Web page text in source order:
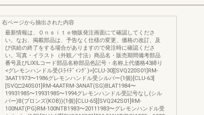
右ページから抽出された内容
最新情報は、Ｏｎｓｉｔｅ物販発注画面にて確認してくださ
い。なお、掲載部品は、予告なく仕様の変更、価格の改訂、及
び供給の終了をする場合がありますので発注時に確認くださ
い。写真・イラスト（外観／寸法）商品名・販売期間備考部品
番号及びLIXILコード部品名称部品色記号・名称上代価格43締り
<グレモンハンドル受(ｽﾗｲﾃﾞｨﾝｸﾞ)>[CLU-30][SVQ220S01]RM-
3AAT1973〜1986グレモンハンドル受シルバー(1個)[CLU-63]
[SVQ□240S01]RM-4AATRM-3ANAT(SG)BLAT1984〜
19931985〜19931985〜1994グレモンハンドル受記号なし(シル
バー)B(ブロンズ(KOB))(1個)[CLU-65][SVQ242S01]RM-
100NAT(PG)RM-100NTB1983〜20111983〜グレモンハンドル受